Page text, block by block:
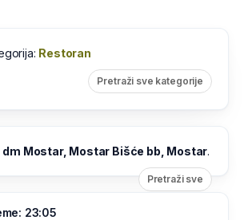
Restoran
Pretraži sve kategorije
dm Mostar, Mostar Bišće bb, Mostar.
Pretraži sve
23:05